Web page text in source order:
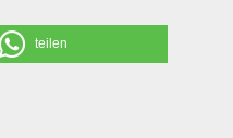
teilen